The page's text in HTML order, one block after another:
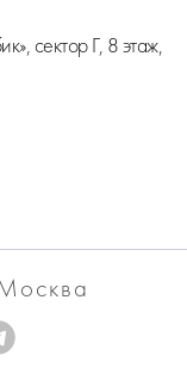
сектор Г, 8 этаж,